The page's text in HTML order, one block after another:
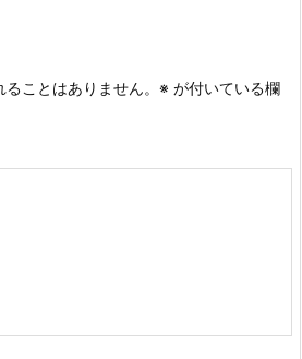
ことはありません。 ※ が付いている欄